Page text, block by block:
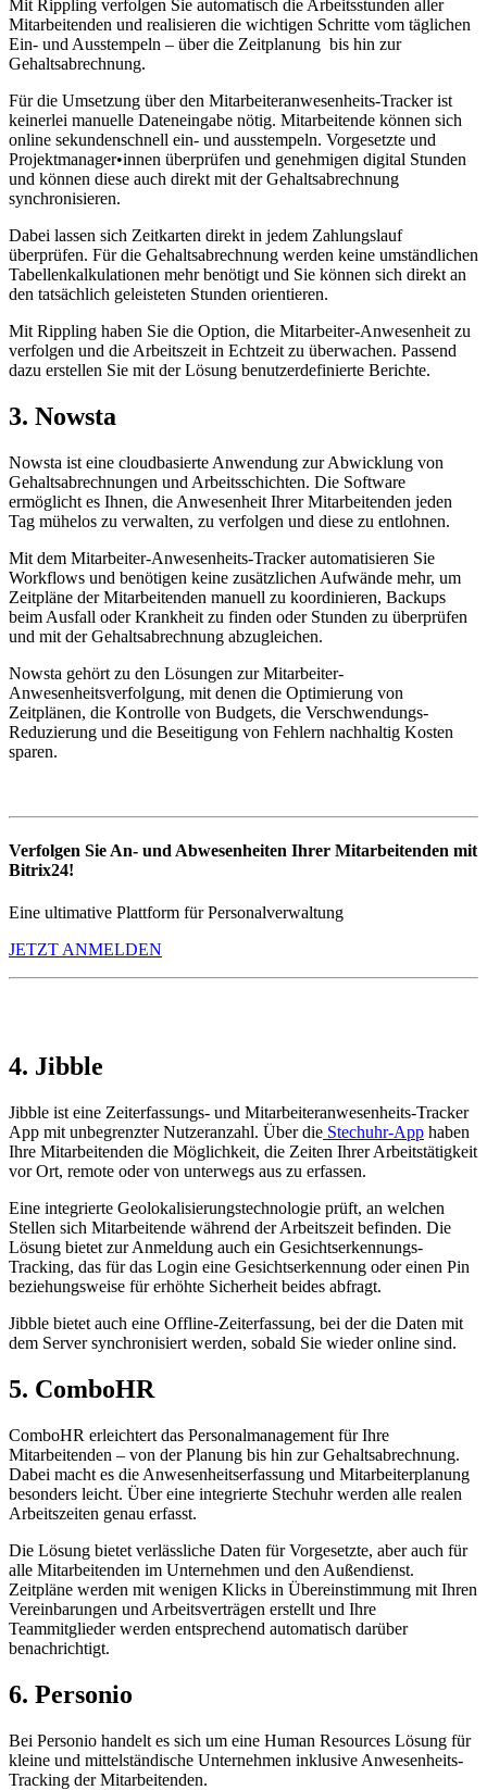
Mit Rippling verfolgen Sie automatisch die Arbeitsstunden aller
Mitarbeitenden und realisieren die wichtigen Schritte vom täglichen
Ein- und Ausstempeln – über die Zeitplanung bis hin zur
Gehaltsabrechnung.
Für die Umsetzung über den Mitarbeiteranwesenheits-Tracker ist
keinerlei manuelle Dateneingabe nötig. Mitarbeitende können sich
online sekundenschnell ein- und ausstempeln. Vorgesetzte und
Projektmanager•innen überprüfen und genehmigen digital Stunden
und können diese auch direkt mit der Gehaltsabrechnung
synchronisieren.
Dabei lassen sich Zeitkarten direkt in jedem Zahlungslauf
überprüfen. Für die Gehaltsabrechnung werden keine umständlichen
Tabellenkalkulationen mehr benötigt und Sie können sich direkt an
den tatsächlich geleisteten Stunden orientieren.
Mit Rippling haben Sie die Option, die Mitarbeiter-Anwesenheit zu
verfolgen und die Arbeitszeit in Echtzeit zu überwachen. Passend
dazu erstellen Sie mit der Lösung benutzerdefinierte Berichte.
3. Nowsta
Nowsta ist eine cloudbasierte Anwendung zur Abwicklung von
Gehaltsabrechnungen und Arbeitsschichten. Die Software
ermöglicht es Ihnen, die Anwesenheit Ihrer Mitarbeitenden jeden
Tag mühelos zu verwalten, zu verfolgen und diese zu entlohnen.
Mit dem Mitarbeiter-Anwesenheits-Tracker automatisieren Sie
Workflows und benötigen keine zusätzlichen Aufwände mehr, um
Zeitpläne der Mitarbeitenden manuell zu koordinieren, Backups
beim Ausfall oder Krankheit zu finden oder Stunden zu überprüfen
und mit der Gehaltsabrechnung abzugleichen.
Nowsta gehört zu den Lösungen zur Mitarbeiter-
Anwesenheitsverfolgung, mit denen die Optimierung von
Zeitplänen, die Kontrolle von Budgets, die Verschwendungs-
Reduzierung und die Beseitigung von Fehlern nachhaltig Kosten
sparen.
Verfolgen Sie An- und Abwesenheiten Ihrer Mitarbeitenden mit
Bitrix24!
Eine ultimative Plattform für Personalverwaltung
JETZT ANMELDEN
4. Jibble
Jibble ist eine Zeiterfassungs- und Mitarbeiteranwesenheits-Tracker
App mit unbegrenzter Nutzeranzahl. Über die Stechuhr-App haben
Ihre Mitarbeitenden die Möglichkeit, die Zeiten Ihrer Arbeitstätigkeit
vor Ort, remote oder von unterwegs aus zu erfassen.
Eine integrierte Geolokalisierungstechnologie prüft, an welchen
Stellen sich Mitarbeitende während der Arbeitszeit befinden. Die
Lösung bietet zur Anmeldung auch ein Gesichtserkennungs-
Tracking, das für das Login eine Gesichtserkennung oder einen Pin
beziehungsweise für erhöhte Sicherheit beides abfragt.
Jibble bietet auch eine Offline-Zeiterfassung, bei der die Daten mit
dem Server synchronisiert werden, sobald Sie wieder online sind.
5. ComboHR
ComboHR erleichtert das Personalmanagement für Ihre
Mitarbeitenden – von der Planung bis hin zur Gehaltsabrechnung.
Dabei macht es die Anwesenheitserfassung und Mitarbeiterplanung
besonders leicht. Über eine integrierte Stechuhr werden alle realen
Arbeitszeiten genau erfasst.
Die Lösung bietet verlässliche Daten für Vorgesetzte, aber auch für
alle Mitarbeitenden im Unternehmen und den Außendienst.
Zeitpläne werden mit wenigen Klicks in Übereinstimmung mit Ihren
Vereinbarungen und Arbeitsverträgen erstellt und Ihre
Teammitglieder werden entsprechend automatisch darüber
benachrichtigt.
6. Personio
Bei Personio handelt es sich um eine Human Resources Lösung für
kleine und mittelständische Unternehmen inklusive Anwesenheits-
Tracking der Mitarbeitenden.